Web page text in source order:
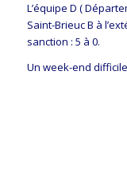
L’équipe D (
Saint-Brieuc B à
sanction : 5 à 0.
Un week-end